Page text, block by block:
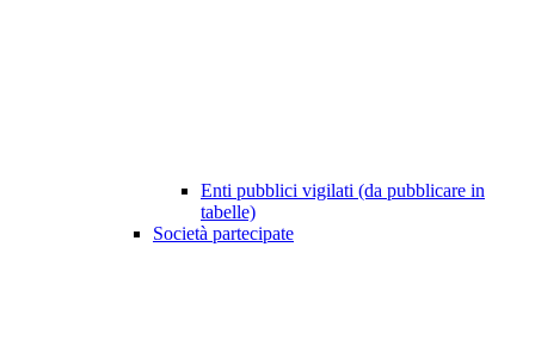
Enti pubblici vigilati (da pubblicare in
tabelle)
Società partecipate